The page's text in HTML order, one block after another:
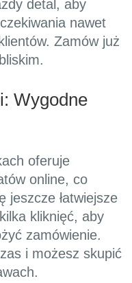
detal, aby
nawet
Zamów już
Wygodne
oferuje
online, co
jeszcze łatwiejsze
kliknięć, aby
zamówienie.
i możesz skupić